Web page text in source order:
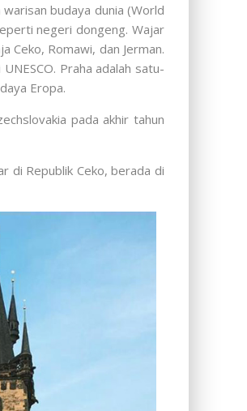
budaya dunia (World
negeri dongeng. Wajar
Ceko, Romawi, dan Jerman.
Praha adalah satu-
Eropa.
pada akhir tahun
di Republik Ceko, berada di